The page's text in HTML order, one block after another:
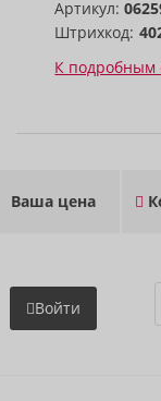
Артикул:
Штрихкод:
К подробным
Ваша цена
Войти